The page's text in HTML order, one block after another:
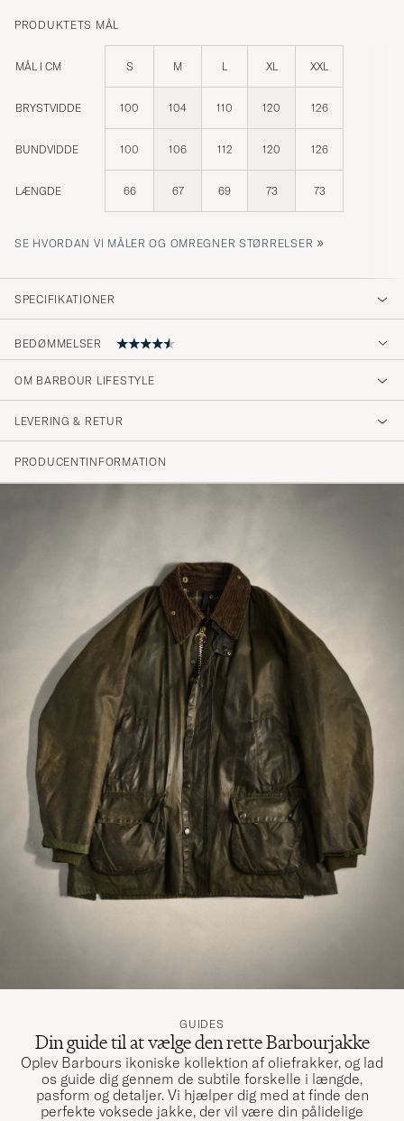
PRODUKTETS MÅL
MÅL I CM S M L XL XXL
BRYSTVIDDE 100 104 110 120 126
BUNDVIDDE 100 106 112 120 126
LÆNGDE 66 67 69 73 73
SE HVORDAN VI MÅLER OG OMREGNER STØRRELSER »
SPECIFIKATIONER
BEDØMMELSER
4.2
(15)
(3)
Mycket bra kvalitet!
JONAS N KØBTE PÅ CAREOFCARL.SE
Fult märke Lite trist ljusblå färg annars bra
PERNILLA C KØBTE PÅ CAREOFCARL.SE
Mycket nöjd men för liten har returnerat o
beställt en större. Trevlig o seriöst företag
PAULA A KØBTE PÅ CAREOFCARL.SE
Riktigt bra till bra pris!
JAN S KØBTE PÅ CAREOFCARL.SE
OM BARBOUR LIFESTYLE
LEVERING & RETUR
PRODUCENTINFORMATION
GUIDES
Din guide til at vælge den rette Barbourjakke
Oplev Barbours ikoniske kollektion af oliefrakker, og lad
os guide dig gennem de subtile forskelle i længde,
pasform og detaljer. Vi hjælper dig med at finde den
perfekte voksede jakke, der vil være din pålidelige